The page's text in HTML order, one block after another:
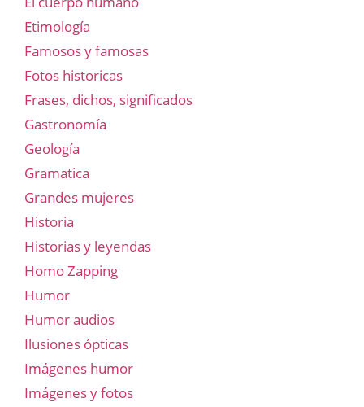
Etimología
Famosos y famosas
Fotos historicas
Frases, dichos, significados
Gastronomía
Geología
Gramatica
Grandes mujeres
Historia
Historias y leyendas
Homo Zapping
Humor
Humor audios
Ilusiones ópticas
Imágenes humor
Imágenes y fotos